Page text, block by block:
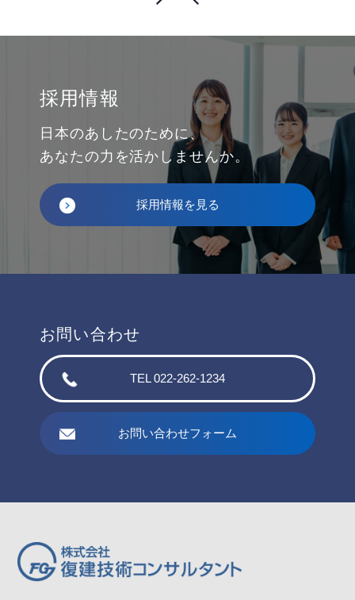
採用情報
日本のあしたのために、
あなたの力を活かしませんか。
採用情報を見る
お問い合わせ
TEL 022-262-1234
お問い合わせフォーム